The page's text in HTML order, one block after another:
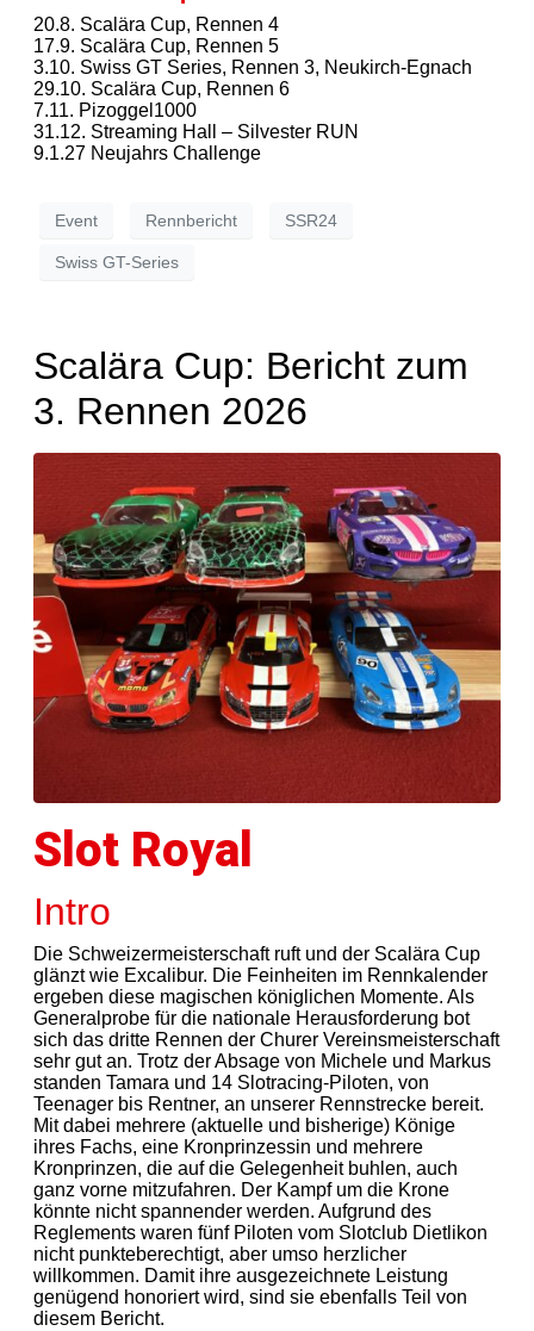
20.8. Scalära Cup, Rennen 4
17.9. Scalära Cup, Rennen 5
3.10. Swiss GT Series, Rennen 3, Neukirch-Egnach
29.10. Scalära Cup, Rennen 6
7.11. Pizoggel1000
31.12. Streaming Hall – Silvester RUN
9.1.27 Neujahrs Challenge
Event Rennbericht SSR24
Swiss GT-Series
Scalära Cup: Bericht zum
3. Rennen 2026
Slot Royal
Intro
Die Schweizermeisterschaft ruft und der Scalära Cup
glänzt wie Excalibur. Die Feinheiten im Rennkalender
ergeben diese magischen königlichen Momente. Als
Generalprobe für die nationale Herausforderung bot
sich das dritte Rennen der Churer Vereinsmeisterschaft
sehr gut an. Trotz der Absage von Michele und Markus
standen Tamara und 14 Slotracing-Piloten, von
Teenager bis Rentner, an unserer Rennstrecke bereit.
Mit dabei mehrere (aktuelle und bisherige) Könige
ihres Fachs, eine Kronprinzessin und mehrere
Kronprinzen, die auf die Gelegenheit buhlen, auch
ganz vorne mitzufahren. Der Kampf um die Krone
könnte nicht spannender werden. Aufgrund des
Reglements waren fünf Piloten vom Slotclub Dietlikon
nicht punkteberechtigt, aber umso herzlicher
willkommen. Damit ihre ausgezeichnete Leistung
genügend honoriert wird, sind sie ebenfalls Teil von
diesem Bericht.